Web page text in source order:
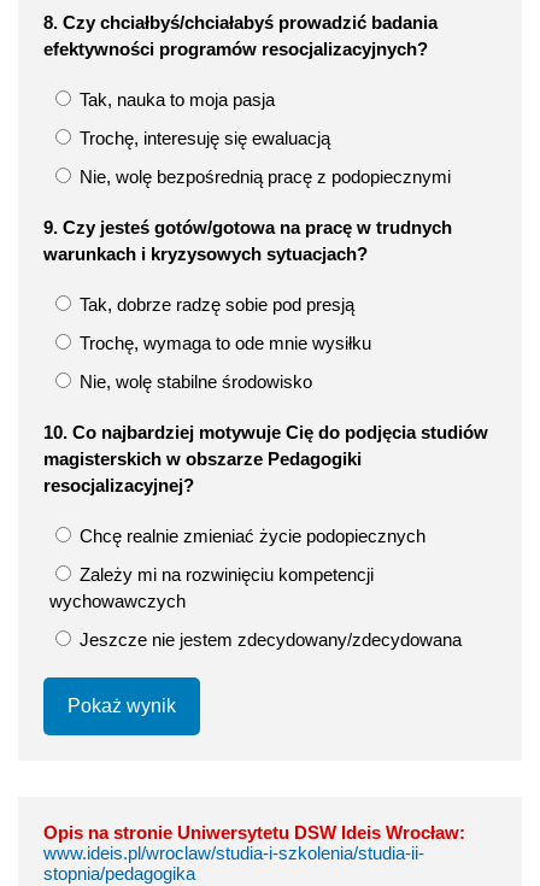
8. Czy chciałbyś/chciałabyś prowadzić badania
efektywności programów resocjalizacyjnych?
Tak, nauka to moja pasja
Trochę, interesuję się ewaluacją
Nie, wolę bezpośrednią pracę z podopiecznymi
9. Czy jesteś gotów/gotowa na pracę w trudnych
warunkach i kryzysowych sytuacjach?
Tak, dobrze radzę sobie pod presją
Trochę, wymaga to ode mnie wysiłku
Nie, wolę stabilne środowisko
10. Co najbardziej motywuje Cię do podjęcia studiów
magisterskich w obszarze Pedagogiki
resocjalizacyjnej?
Chcę realnie zmieniać życie podopiecznych
Zależy mi na rozwinięciu kompetencji
wychowawczych
Jeszcze nie jestem zdecydowany/zdecydowana
Pokaż wynik
Opis na stronie Uniwersytetu DSW Ideis Wrocław:
www.ideis.pl/wroclaw/studia-i-szkolenia/studia-ii-
stopnia/pedagogika